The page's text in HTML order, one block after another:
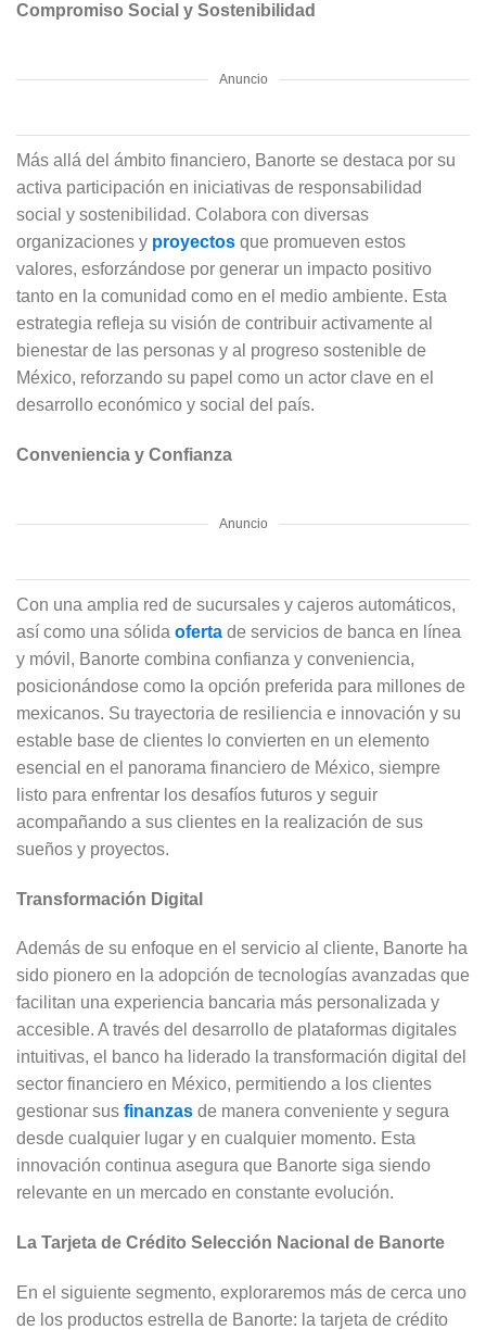
Compromiso Social y Sostenibilidad
Anuncio
Más allá del ámbito financiero, Banorte se destaca por su
activa participación en iniciativas de responsabilidad
social y sostenibilidad. Colabora con diversas
organizaciones y proyectos que promueven estos
valores, esforzándose por generar un impacto positivo
tanto en la comunidad como en el medio ambiente. Esta
estrategia refleja su visión de contribuir activamente al
bienestar de las personas y al progreso sostenible de
México, reforzando su papel como un actor clave en el
desarrollo económico y social del país.
Conveniencia y Confianza
Anuncio
Con una amplia red de sucursales y cajeros automáticos,
así como una sólida oferta de servicios de banca en línea
y móvil, Banorte combina confianza y conveniencia,
posicionándose como la opción preferida para millones de
mexicanos. Su trayectoria de resiliencia e innovación y su
estable base de clientes lo convierten en un elemento
esencial en el panorama financiero de México, siempre
listo para enfrentar los desafíos futuros y seguir
acompañando a sus clientes en la realización de sus
sueños y proyectos.
Transformación Digital
Además de su enfoque en el servicio al cliente, Banorte ha
sido pionero en la adopción de tecnologías avanzadas que
facilitan una experiencia bancaria más personalizada y
accesible. A través del desarrollo de plataformas digitales
intuitivas, el banco ha liderado la transformación digital del
sector financiero en México, permitiendo a los clientes
gestionar sus finanzas de manera conveniente y segura
desde cualquier lugar y en cualquier momento. Esta
innovación continua asegura que Banorte siga siendo
relevante en un mercado en constante evolución.
La Tarjeta de Crédito Selección Nacional de Banorte
En el siguiente segmento, exploraremos más de cerca uno
de los productos estrella de Banorte: la tarjeta de crédito